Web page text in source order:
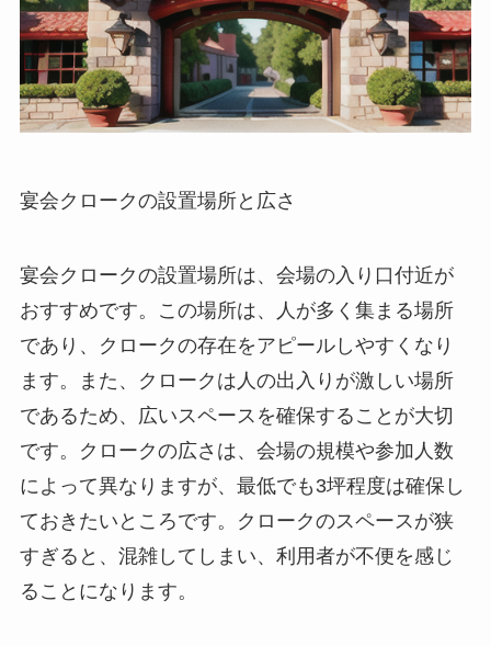
宴会クロークの設置場所と広さ
宴会クロークの設置場所は、会場の入り口付近が
おすすめです。
この場所は、人が多く集まる場所
であり、クロークの存在をアピールしやすくなり
ます。また、クロークは人の出入りが激しい場所
であるため、広いスペースを確保することが大切
です。クロークの広さは、会場の規模や参加人数
によって異なりますが、最低でも3坪程度は確保し
ておきたいところです。クロークのスペースが狭
すぎると、混雑してしまい、利用者が不便を感じ
ることになります。